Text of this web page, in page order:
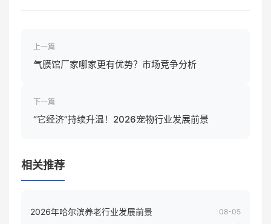
上一篇
气膜馆厂家哪家更有优势？市场竞争分析
下一篇
“它经济”持续升温！2026宠物行业发展前景
相关推荐
2026年哈尔滨养老行业发展前景 08-05